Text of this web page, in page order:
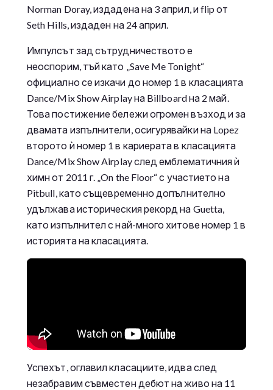
Norman Doray, издадена на 3 април, и flip от
Seth Hills, издаден на 24 април.
Импулсът зад сътрудничеството е
неоспорим, тъй като „Save Me Tonight“
официално се изкачи до номер 1 в класацията
Dance/Mix Show Airplay на Billboard на 2 май.
Това постижение бележи огромен възход и за
двамата изпълнители, осигурявайки на Lopez
второто ѝ номер 1 в кариерата в класацията
Dance/Mix Show Airplay след емблематичния ѝ
химн от 2011 г. „On the Floor“ с участието на
Pitbull, като същевременно допълнително
удължава историческия рекорд на Guetta,
като изпълнител с най-много хитове номер 1 в
историята на класацията.
Успехът, оглавил класациите, идва след
незабравим съвместен дебют на живо на 11